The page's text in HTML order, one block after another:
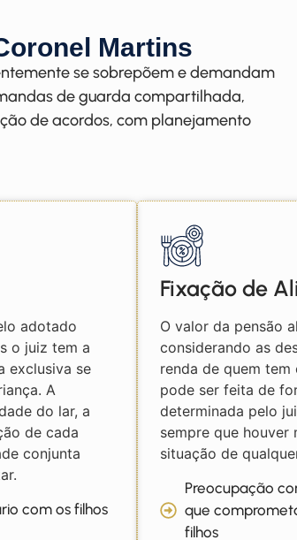
Martins
se sobrepõem e demandam
de guarda compartilhada,
de acordos, com planejamento
adotado
o juiz tem a
exclusiva se
A
do lar, a
de cada
conjunta
com os filhos
Fixação de
O valor da pensão
considerando as
renda de quem
pode ser feita de
determinada pelo
sempre que houver
situação de
Preocupação
que
filhos